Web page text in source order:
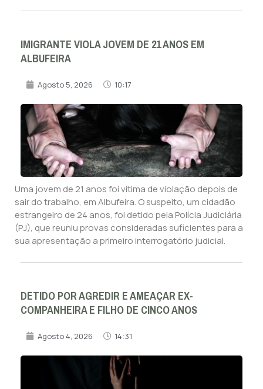
IMIGRANTE VIOLA JOVEM DE 21 ANOS EM
ALBUFEIRA
Agosto 5, 2026 10:17
Uma jovem de 21 anos foi vítima de violação depois de
sair do trabalho, em Albufeira. O suspeito, um cidadão
estrangeiro de 24 anos, foi detido pela Polícia Judiciária
(PJ), que reuniu provas consideradas suficientes para a
sua apresentação a primeiro interrogatório judicial.
DETIDO POR AGREDIR E AMEAÇAR EX-
COMPANHEIRA E FILHO DE CINCO ANOS
Agosto 4, 2026 14:31